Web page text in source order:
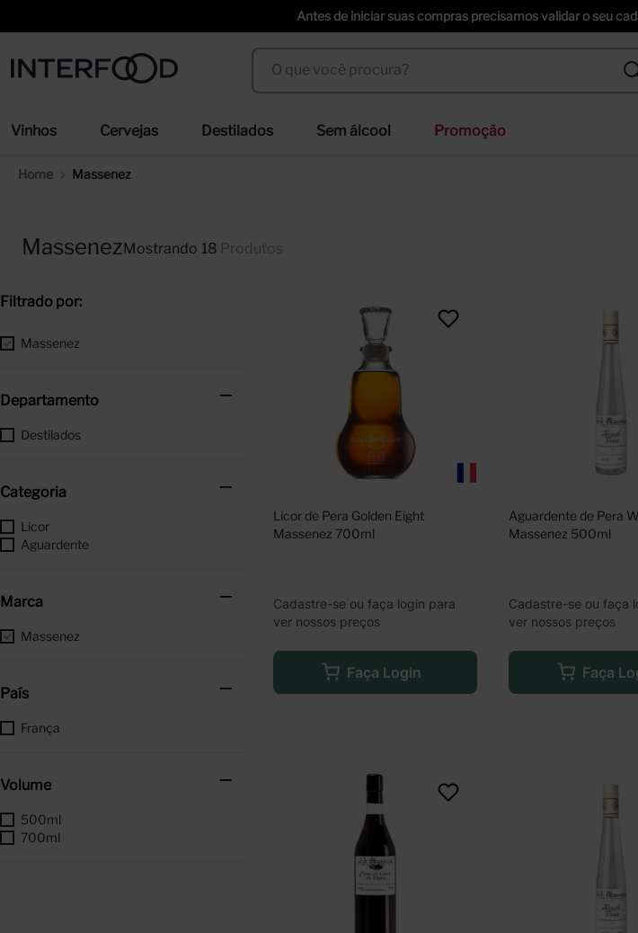
Antes de iniciar suas compras precisamos validar o seu
O que você procura?
Vinhos Cervejas Destilados Sem álcool Promoção
Massenez
Massenez 18 Produtos
Massenez
Departamento
Destilados
Categoria
Licor
Aguardente
Marca
Massenez
País
França
Volume
500ml
700ml
Licor de Pera Golden Eight
Massenez 700ml
Cadastre-se ou faça login para
ver nossos preços
Faça Login
Aguardente de Pera
Massenez 500ml
Cadastre-se ou faça
ver nossos preços
Faça
Termos mais buscados
1º